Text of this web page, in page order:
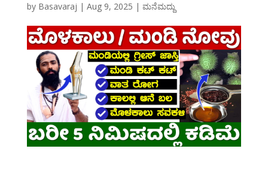
by Basavaraj | Aug 9, 2025 | ಮನೆಮದ್ದು